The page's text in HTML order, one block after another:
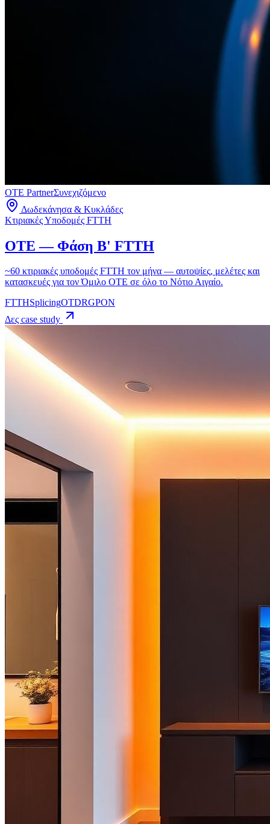
OTE PartnerΣυνεχιζόμενο
Δωδεκάνησα & Κυκλάδες
Κτιριακές Υποδομές FTTH
OTE — Φάση Β' FTTH
~60 κτιριακές υποδομές FTTH τον μήνα — αυτοψίες, μελέτες και
κατασκευές για τον Όμιλο ΟΤΕ σε όλο το Νότιο Αιγαίο.
FTTHSplicingOTDRGPON
Δες case study